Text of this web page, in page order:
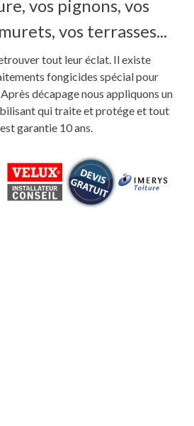
vos pignons, vos
vos terrasses...
tout leur éclat. Il existe
fongicides spécial pour
décapage nous appliquons un
qui traite et protége et tout
garantie 10 ans.